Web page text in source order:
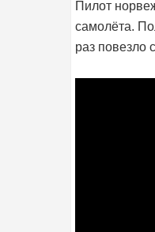
Пилот
самолёта.
раз повезло